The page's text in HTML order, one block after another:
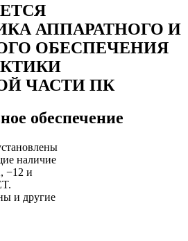
АППАРАТНОГО И
ОБЕСПЕЧЕНИЯ
ЧАСТИ ПК
обеспечение
наличие
−12 и
и другие